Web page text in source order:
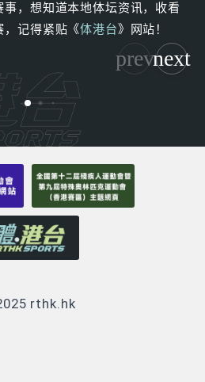
，想知道本地体坛资讯，收看
，记得紧贴《体港台》网站！
rthk.hk